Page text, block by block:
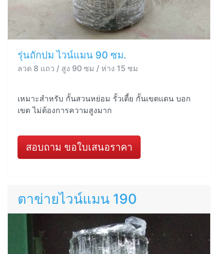
รุ่นถักปม ไวน์แมน 90 ซม.
ลวด 8 แถว / สูง 90 ซม / ห่าง 15 ซม
เหมาะสำหรับ กั้นสวนหย่อม รั้วเตี้ย กั้นเขตแดน บอก
เขต ไม่ต้องการความสูงมาก
สอบถาม ขอใบเสนอราคา
ตาข่ายไวน์แมน 190